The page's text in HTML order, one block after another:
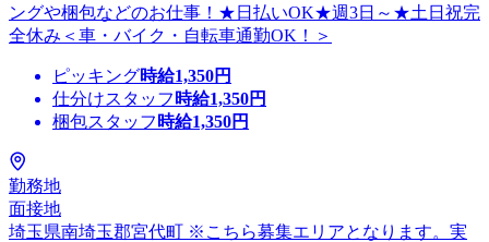
ングや梱包などのお仕事！★日払いOK★週3日～★土日祝完
全休み＜車・バイク・自転車通勤OK！＞
ピッキング時給1,350円
仕分けスタッフ 時給1,350円
梱包スタッフ 時給1,350円
勤務地
面接地
埼玉県南埼玉郡宮代町 ※こちら募集エリアとなります。実